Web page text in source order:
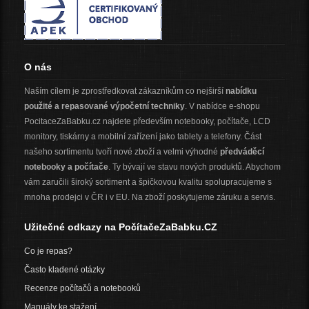
O nás
Naším cílem je zprostředkovat zákazníkům co nejširší nabídku
použité a repasované výpočetní techniky. V nabídce e-shopu
PocitaceZaBabku.cz najdete především notebooky, počítače, LCD
monitory, tiskárny a mobilní zařízení jako tablety a telefony. Část
našeho sortimentu tvoří nové zboží a velmi výhodné předváděcí
notebooky a počítače. Ty bývají ve stavu nových produktů. Abychom
vám zaručili široký sortiment a špičkovou kvalitu spolupracujeme s
mnoha prodejci v ČR i v EU. Na zboží poskytujeme záruku a servis.
Užitečné odkazy na PočítačeZaBabku.CZ
Co je repas?
Často kladené otázky
Recenze počítačů a notebooků
Manuály ke stažení